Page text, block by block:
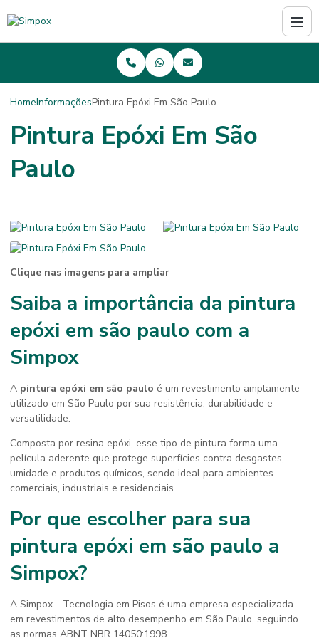
HomeInformaçõesPintura Epóxi Em São Paulo
Pintura Epóxi Em São
Paulo
Clique nas imagens para ampliar
Saiba a importância da pintura
epóxi em são paulo com a
Simpox
A pintura epóxi em são paulo é um revestimento amplamente
utilizado em São Paulo por sua resistência, durabilidade e
versatilidade.
Composta por resina epóxi, esse tipo de pintura forma uma
película aderente que protege superfícies contra desgastes,
umidade e produtos químicos, sendo ideal para ambientes
comerciais, industriais e residenciais.
Por que escolher para sua
pintura epóxi em são paulo a
Simpox?
A Simpox - Tecnologia em Pisos é uma empresa especializada
em revestimentos de alto desempenho em São Paulo, seguindo
as normas ABNT NBR 14050:1998.